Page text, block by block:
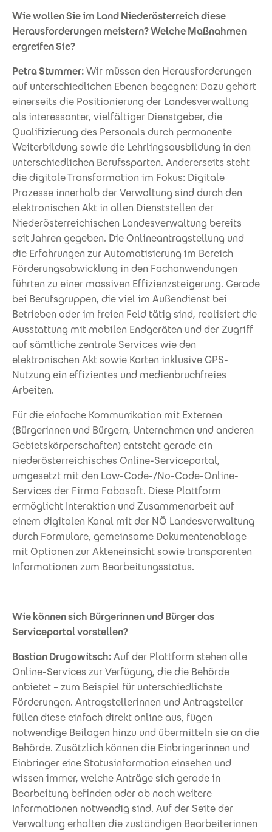
Wie wollen Sie im Land Niederösterreich diese
Herausforderungen meistern? Welche Maßnahmen
ergreifen Sie?
Petra Stummer:Wir müssen den Herausforderungen
auf unterschiedlichen Ebenen begegnen: Dazu gehört
einerseits die Positionierung der Landesverwaltung
als interessanter, vielfältiger Dienstgeber, die
Qualifizierung des Personals durch permanente
Weiterbildung sowie die Lehrlingsausbildung in den
unterschiedlichen Berufssparten. Andererseits steht
die digitale Transformation im Fokus: Digitale
Prozesse innerhalb der Verwaltung sind durch den
elektronischen Akt in allen Dienststellen der
Niederösterreichischen Landesverwaltung bereits
seit Jahren gegeben. Die Onlineantragstellung und
die Erfahrungen zur Automatisierung im Bereich
Förderungsabwicklung in den Fachanwendungen
führten zu einer massiven Effizienzsteigerung. Gerade
bei Berufsgruppen, die viel im Außendienst bei
Betrieben oder im freien Feld tätig sind, realisiert die
Ausstattung mit mobilen Endgeräten und der Zugriff
auf sämtliche zentrale Services wie den
elektronischen Akt sowie Karten inklusive GPS-
Nutzung ein effizientes und medienbruchfreies
Arbeiten.
Für die einfache Kommunikation mit Externen
(Bürgerinnen und Bürgern, Unternehmen und anderen
Gebietskörperschaften) entsteht gerade ein
niederösterreichisches Online-Serviceportal,
umgesetzt mit den Low-Code-/No-Code-Online-
Services der Firma Fabasoft. Diese Plattform
ermöglicht Interaktion und Zusammenarbeit auf
einem digitalen Kanal mit der NÖ Landesverwaltung
durch Formulare, gemeinsame Dokumentenablage
mit Optionen zur Akteneinsicht sowie transparenten
Informationen zum Bearbeitungsstatus.
Wie können sich Bürgerinnen und Bürger das
Serviceportal vorstellen?
Bastian Drugowitsch:Auf der Plattform stehen alle
Online-Services zur Verfügung, die die Behörde
anbietet – zum Beispiel für unterschiedlichste
Förderungen. Antragstellerinnen und Antragsteller
füllen diese einfach direkt online aus, fügen
notwendige Beilagen hinzu und übermitteln sie an die
Behörde. Zusätzlich können die Einbringerinnen und
Einbringer eine Statusinformation einsehen und
wissen immer, welche Anträge sich gerade in
Bearbeitung befinden oder ob noch weitere
Informationen notwendig sind. Auf der Seite der
Verwaltung erhalten die zuständigen Bearbeiterinnen